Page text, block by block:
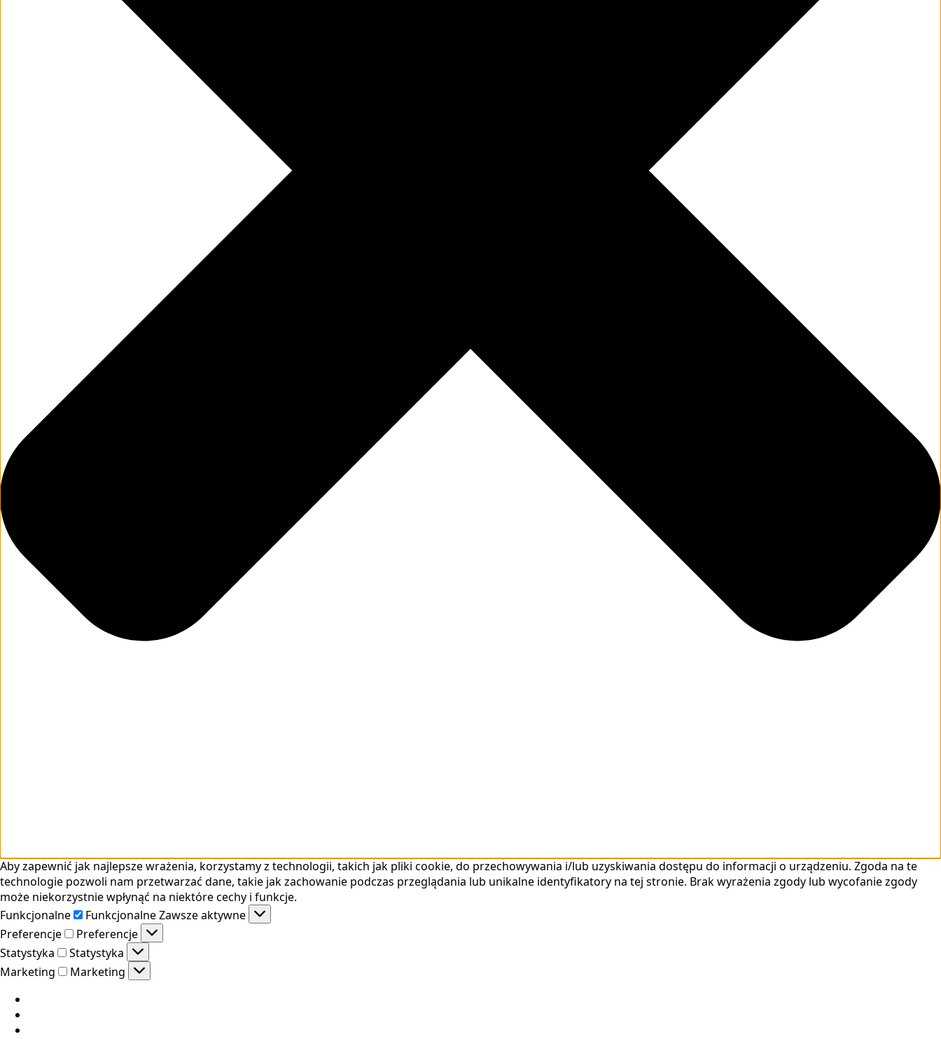
Aby zapewnić jak najlepsze wrażenia, korzystamy z technologii, takich jak pliki cookie, do przechowywania i/lub uzyskiwania dostępu do informacji o urządzeniu. Zgoda na te
technologie pozwoli nam przetwarzać dane, takie jak zachowanie podczas przeglądania lub unikalne identyfikatory na tej stronie. Brak wyrażenia zgody lub wycofanie zgody
może niekorzystnie wpłynąć na niektóre cechy i funkcje.
Funkcjonalne
FunkcjonalneZawsze aktywne
Preferencje
Preferencje
Statystyka
Statystyka
Marketing
Marketing